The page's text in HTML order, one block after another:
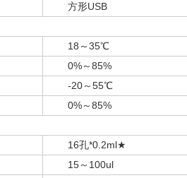
方形USB
18～35℃
0%～85%
-20～55℃
0%～85%
16孔*0.2ml★
15～100ul